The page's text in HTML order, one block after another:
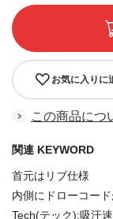
お気に入りに
この商品につ
関連 KEYWORD
首元はリブ仕様
内側にドローコー
Tech(テック):吸汗